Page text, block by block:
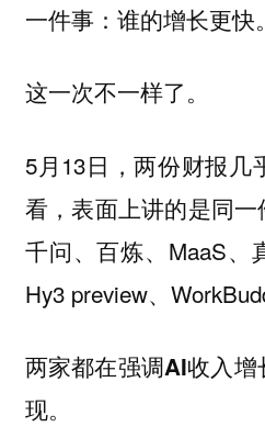
一件事： 谁的增长更快。
这一次不一样了。
5月13日，两份财报几
看，表面上讲的是同
千问、百炼、MaaS、
Hy3 preview、
两家都在强调AI收入
现。